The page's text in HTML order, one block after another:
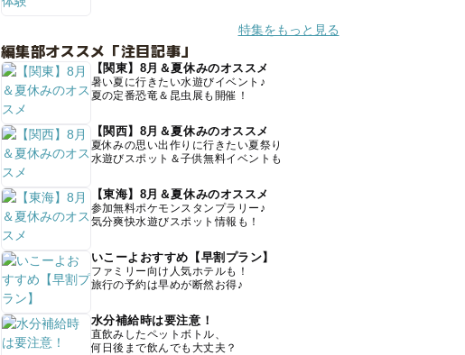
特集をもっと見る
編集部オススメ「注目記事」
【関東】8月＆夏休みのオススメ
暑い夏に行きたい水遊びイベント♪
夏の定番恐竜＆昆虫展も開催！
【関西】8月＆夏休みのオススメ
夏休みの思い出作りに行きたい夏祭り
水遊びスポット＆子供無料イベントも
【東海】8月＆夏休みのオススメ
参加無料ポケモンスタンプラリー♪
気分爽快水遊びスポット情報も！
いこーよおすすめ【早割プラン】
ファミリー向け人気ホテルも！
旅行の予約は早めが断然お得♪
水分補給時は要注意！
直飲みしたペットボトル、
何日後まで飲んでも大丈夫？